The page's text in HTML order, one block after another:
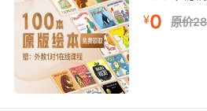
言学习与行业认知深度绑定
文化洞察力：规则背后的价值
安检流程不仅是技术操作
运输安全管理局(TSA)的
机场的鞋履豁免政策，折射
¥0 原价